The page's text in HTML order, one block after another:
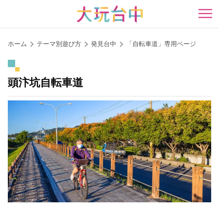
開
ホーム テーマ別遊び方 発見台中 「自転車道」専用ページ
頭汴坑自転車道